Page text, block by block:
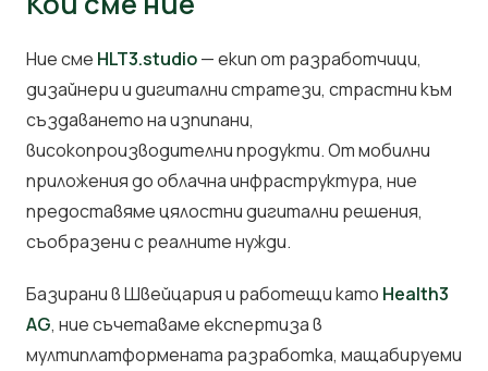
Ние сме HLT3.studio— екип от разработчици,
дизайнери и дигитални стратези, страстни към
създаването на изпипани,
високопроизводителни продукти. От мобилни
приложения до облачна инфраструктура, ние
предоставяме цялостни дигитални решения,
съобразени с реалните нужди.
Базирани в Швейцария и работещи като Health3
AG, ние съчетаваме експертиза в
мултиплатформената разработка, мащабируеми